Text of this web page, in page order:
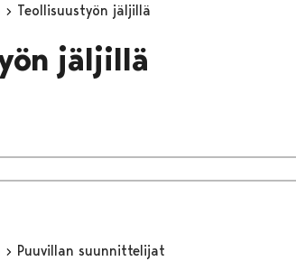
Teollisuustyön jäljillä
jäljillä
Puuvillan suunnittelijat